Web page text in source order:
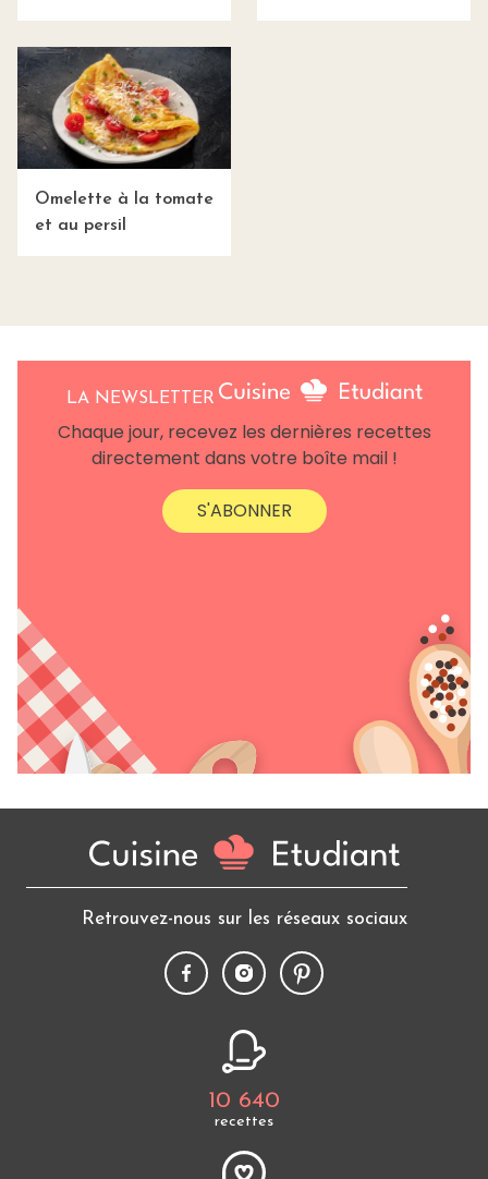
Omelette à la tomate
et au persil
LA NEWSLETTER
Chaque jour, recevez les dernières recettes
directement dans votre boîte mail !
S'ABONNER
Retrouvez-nous sur les réseaux sociaux
10 640
recettes